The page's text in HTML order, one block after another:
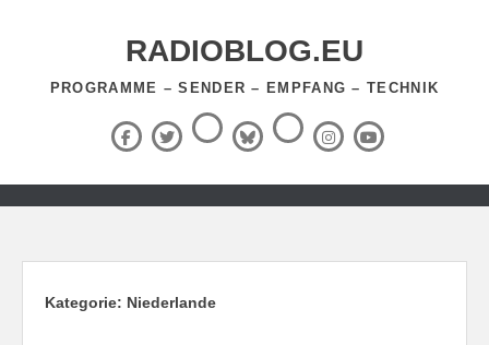
RADIOBLOG.EU
PROGRAMME – SENDER – EMPFANG – TECHNIK
Facebook
X
(Twitter)
ThreadsBlueSky
RSS-
Feed InstagramYouTube
Zum
springen
Kategorie: Niederlande